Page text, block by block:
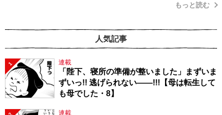
もっと読む
人気記事
1 連載
「陛下、寝所の準備が整いました」まずいま
ずいっ!! 逃げられない――!!!【母は転生して
も母でした・8】
連載